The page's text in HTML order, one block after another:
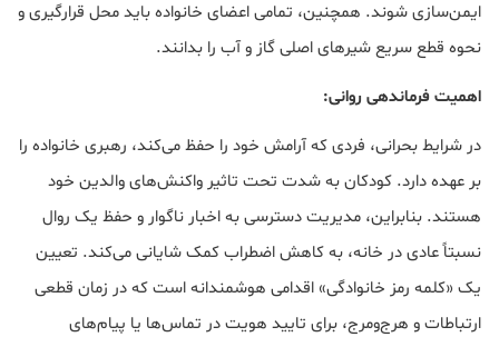
ایمن‌سازی شوند. همچنین، تمامی اعضای خانواده باید محل قرارگیری و
نحوه قطع سریع شیرهای اصلی گاز و آب را بدانند.
اهمیت فرماندهی روانی:
در شرایط بحرانی، فردی که آرامش خود را حفظ می‌کند، رهبری خانواده را
بر عهده دارد. کودکان به شدت تحت تاثیر واکنش‌های والدین خود
هستند. بنابراین، مدیریت دسترسی به اخبار ناگوار و حفظ یک روال
نسبتاً عادی در خانه، به کاهش اضطراب کمک شایانی می‌کند. تعیین
یک «کلمه رمز خانوادگی» اقدامی هوشمندانه است که در زمان قطعی
ارتباطات و هرج‌ومرج، برای تایید هویت در تماس‌ها یا پیام‌های